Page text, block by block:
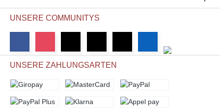
UNSERE COMMUNITYS
UNSERE ZAHLUNGSARTEN